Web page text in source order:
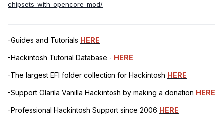
chipsets-with-opencore-mod/
-Guides and Tutorials HERE
-Hackintosh Tutorial Database - HERE
-The largest EFI folder collection for Hackintosh HERE
-Support Olarila Vanilla Hackintosh by making a donation HERE
-Professional Hackintosh Support since 2006 HERE